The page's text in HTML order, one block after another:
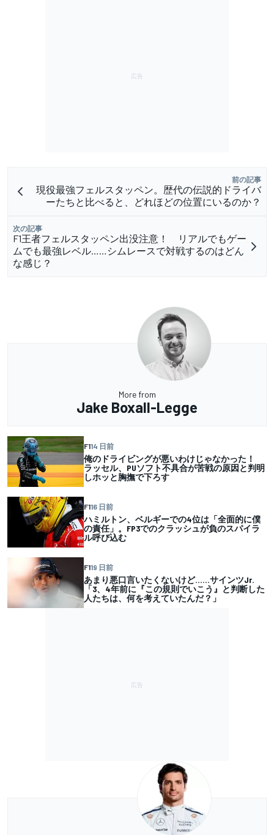
前の記事
現役最強フェルスタッペン。歴代の伝説的ドライバ
ーたちと比べると、どれほどの位置にいるのか？
次の記事
F1王者フェルスタッペン出没注意！ リアルでもゲー
ムでも最強レベル……シムレースで対戦するのはどん
な感じ？
More from
Jake Boxall-Legge
F114 日前
俺のドライビングが悪いわけじゃなかった！
ラッセル、PUソフト不具合が苦戦の原因と判明
しホッと胸撫で下ろす
F116 日前
ハミルトン、ベルギーでの4位は「全面的に僕
の責任」。FP3でのクラッシュが負のスパイラ
ル呼び込む
F119 日前
あまり悪口言いたくないけど……サインツJr.
「3、4年前に『この規則でいこう』と判断した
人たちは、何を考えていたんだ？」